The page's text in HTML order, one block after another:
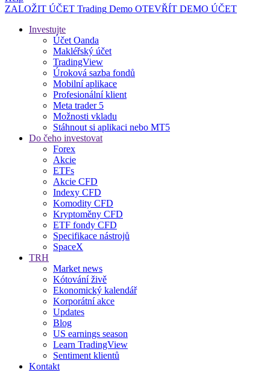
ZALOŽIT ÚČET Trading Demo OTEVŘÍT DEMO ÚČET
Investujte
Účet Oanda
Makléřský účet
TradingView
Úroková sazba fondů
Mobilní aplikace
Profesionální klient
Meta trader 5
Možnosti vkladu
Stáhnout si aplikaci nebo MT5
Do čeho investovat
Forex
Akcie
ETFs
Akcie CFD
Indexy CFD
Komodity CFD
Kryptoměny CFD
ETF fondy CFD
Specifikace nástrojů
SpaceX
TRH
Market news
Kótování živě
Ekonomický kalendář
Korporátní akce
Updates
Blog
US earnings season
Learn TradingView
Sentiment klientů
Kontakt